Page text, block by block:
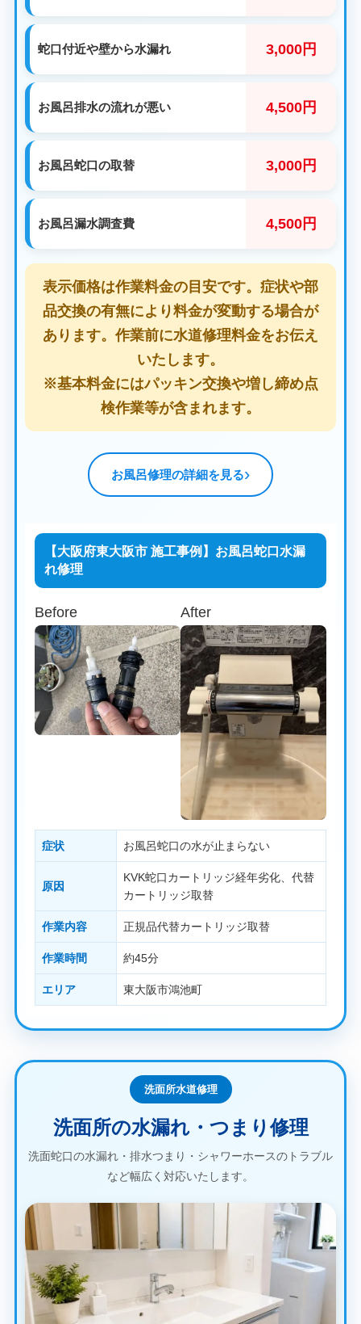
蛇口付近や壁から水漏れ 3,000円
お風呂排水の流れが悪い 4,500円
お風呂蛇口の取替 3,000円
お風呂漏水調査費 4,500円
表示価格は作業料金の目安です。症状や部
品交換の有無により料金が変動する場合が
あります。作業前に水道修理料金をお伝え
いたします。
※基本料金にはパッキン交換や増し締め点
検作業等が含まれます。
お風呂修理の詳細を見る
【大阪府東大阪市 施工事例】お風呂蛇口水漏
れ修理
Before After
症状 お風呂蛇口の水が止まらない
原因
KVK蛇口カートリッジ経年劣化、代替
カートリッジ取替
作業内容 正規品代替カートリッジ取替
作業時間 約45分
エリア 東大阪市鴻池町
洗面所水道修理
洗面所の水漏れ・つまり修理
洗面蛇口の水漏れ・排水つまり・シャワーホースのトラブル
など幅広く対応いたします。